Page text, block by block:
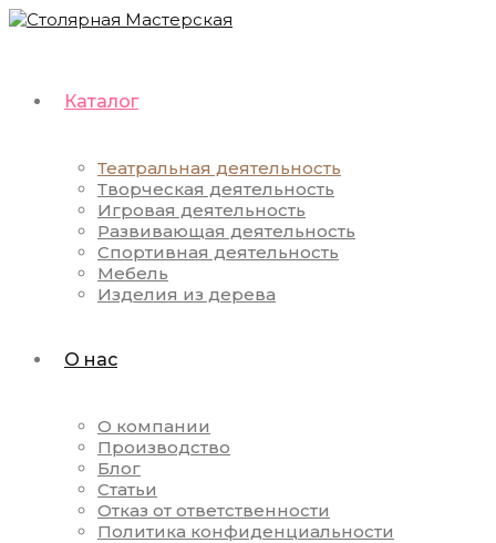
Каталог
Театральная деятельность
Творческая деятельность
Игровая деятельность
Развивающая деятельность
Спортивная деятельность
Мебель
Изделия из дерева
О нас
О компании
Производство
Блог
Статьи
Отказ от ответственности
Политика конфиденциальности